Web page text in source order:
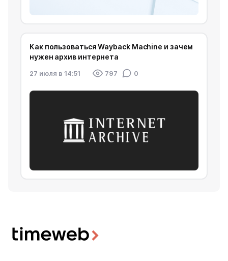
Как пользоваться Wayback Machine и зачем
нужен архив интернета
27 июля в 14:51 797 0